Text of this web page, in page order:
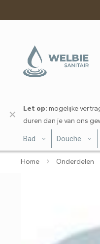
Let op: mogelijke
duren dan je van ons
✕
Bad Douche
Home Onderdelen